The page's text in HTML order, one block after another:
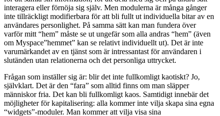
interagera eller förnöja sig själv. Men modulerna är många gånger
inte tillräckligt modifierbara för att bli fullt ut individuella bitar av en
användares personlighet. På samma sätt kan man fundera över
varför mitt “hem” måste se ut ungefär som alla andras “hem” (även
om Myspace”hemmet” kan se relativt individuellt ut). Det är inte
varumärkandet av en tjänst som är intressantast för användaren i
slutänden utan relationerna och det personliga uttrycket.
Frågan som inställer sig är: blir det inte fullkomligt kaotiskt? Jo,
självklart. Det är den “fara” som alltid finns om man släpper
människor fria. Det kan bli fullkomligt kaos. Samtidigt innebär det
möjligheter för kapitalisering: alla kommer inte vilja skapa sina egna
“widgets”-moduler. Man kommer att vilja visa sina